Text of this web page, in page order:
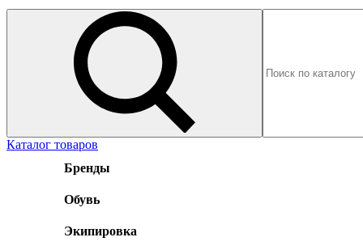
Каталог товаров
Бренды
Обувь
Экипировка